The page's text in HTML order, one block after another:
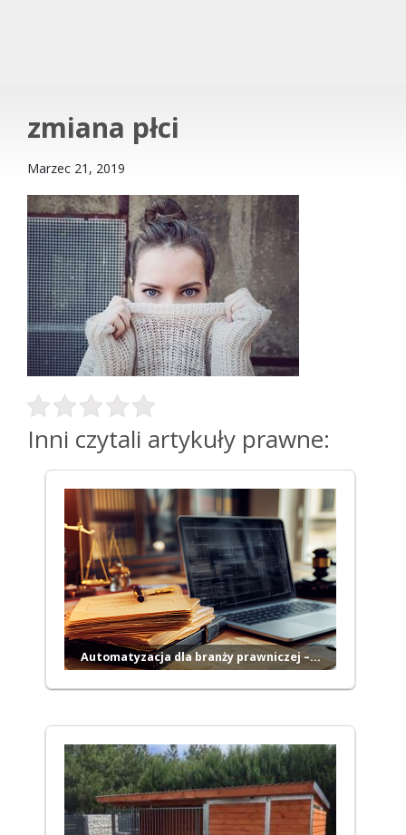
zmiana płci
Marzec 21, 2019
Inni czytali artykuły prawne:
Automatyzacja dla branży prawniczej –…